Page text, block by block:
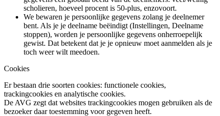
scholieren, hoeveel procent is 50-plus, enzovoort.
We bewaren je persoonlijke gegevens zolang je deelnemer
bent. Als je je deelname beëindigt (Instellingen, Deelname
stoppen), worden je persoonlijke gegevens onherroepelijk
gewist. Dat betekent dat je je opnieuw moet aanmelden als je
toch weer wilt meedoen.
Cookies
Er bestaan drie soorten cookies: functionele cookies,
trackingcookies en analytische cookies.
De AVG zegt dat websites trackingcookies mogen gebruiken als de
bezoeker daar toestemming voor gegeven heeft.